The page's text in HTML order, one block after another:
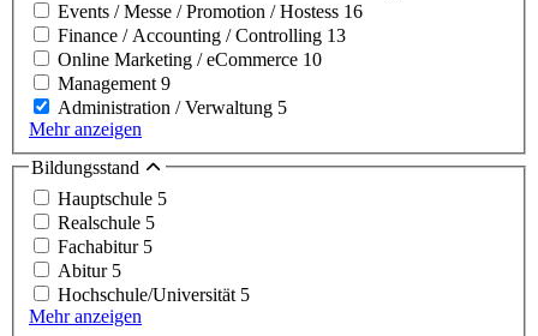
Events / Messe / Promotion / Hostess 16
Finance / Accounting / Controlling 13
Online Marketing / eCommerce 10
Management 9
Administration / Verwaltung 5
Mehr anzeigen
Bildungsstand
Hauptschule 5
Realschule 5
Fachabitur 5
Abitur 5
Hochschule/Universität 5
Mehr anzeigen